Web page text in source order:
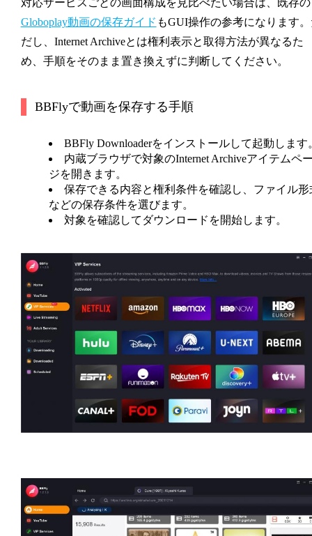
対応サービスごとの画面構成を見比べたい場合は、既存の
Globoplay動画の保存ガイド もGUI操作の参考になります
だし、Internet Archiveとは権利表示と取得方法が異なるた
め、手順をそのまま置き換えずに判断してください。
BBFlyで動画を保存する手順
BBFly Downloaderをインストールして起動します
内蔵ブラウザで対象のInternet Archiveアイテムペ
ジを開きます。
保存できる内容と権利条件を確認し、ファイル形
などの保存条件を選びます。
対象を確認してダウンロードを開始します。